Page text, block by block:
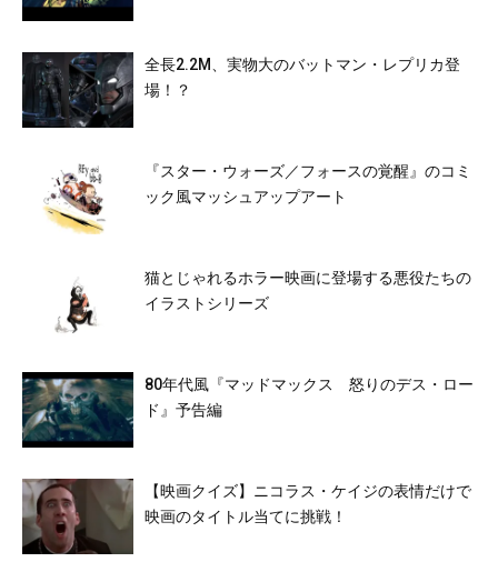
全長2.2M、実物大のバットマン・レプリカ登
場！？
『スター・ウォーズ／フォースの覚醒』のコミ
ック風マッシュアップアート
猫とじゃれるホラー映画に登場する悪役たちの
イラストシリーズ
80年代風『マッドマックス 怒りのデス・ロー
ド』予告編
【映画クイズ】ニコラス・ケイジの表情だけで
映画のタイトル当てに挑戦！